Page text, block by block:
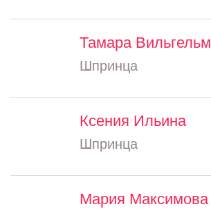
Тамара Вильгельм
Шпринца
Ксения Ильина
Шпринца
Мария Максимова